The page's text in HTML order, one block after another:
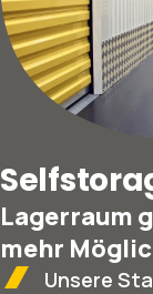
Lagerraum
mehr
Unsere